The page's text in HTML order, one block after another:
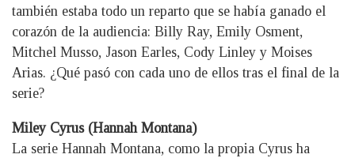
también estaba todo un reparto que se había ganado el
corazón de la audiencia: Billy Ray, Emily Osment,
Mitchel Musso, Jason Earles, Cody Linley y Moises
Arias. ¿Qué pasó con cada uno de ellos tras el final de la
serie?
Miley Cyrus (Hannah Montana)
La serie Hannah Montana, como la propia Cyrus ha